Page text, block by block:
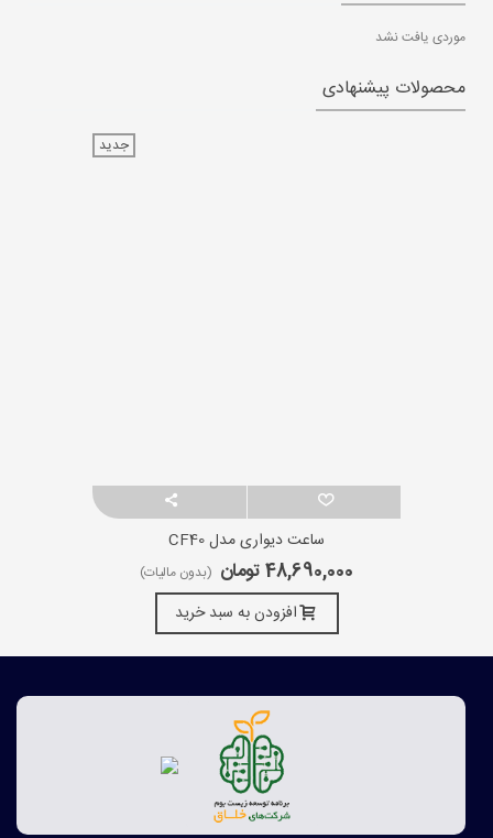
موردی یافت نشد
محصولات پیشنهادی
جدید
ساعت دیواری مدل CF40
48,690,000 تومان (بدون مالیات)
افزودن به سبد خرید